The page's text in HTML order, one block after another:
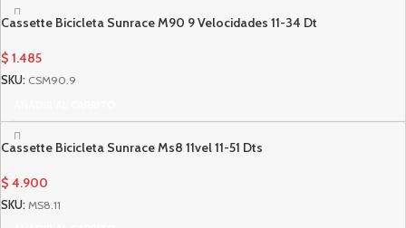
Cassette Bicicleta Sunrace M90 9 Velocidades 11-34 Dt
$ 1.485
SKU: CSM90.9
Cassette Bicicleta Sunrace Ms8 11vel 11-51 Dts
$ 4.900
SKU: MS8.11